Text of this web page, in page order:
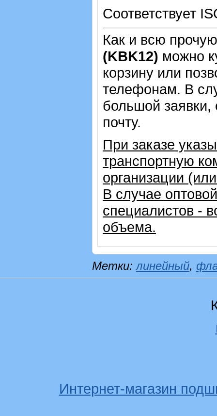
Соответствует
Как и всю
(KBK12) можно
корзину или
телефонам. В
большой заявки,
почту.
При заказе
транспортную
организации
В случае
специалистов -
объема.
Метки:линейный,
Интернет-магазин